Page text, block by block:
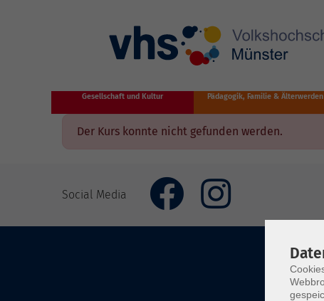
Gesellschaft und Kultur Pädagogik, Familie & Älterwerden
Der Kurs konnte nicht gefunden werden.
Social Media